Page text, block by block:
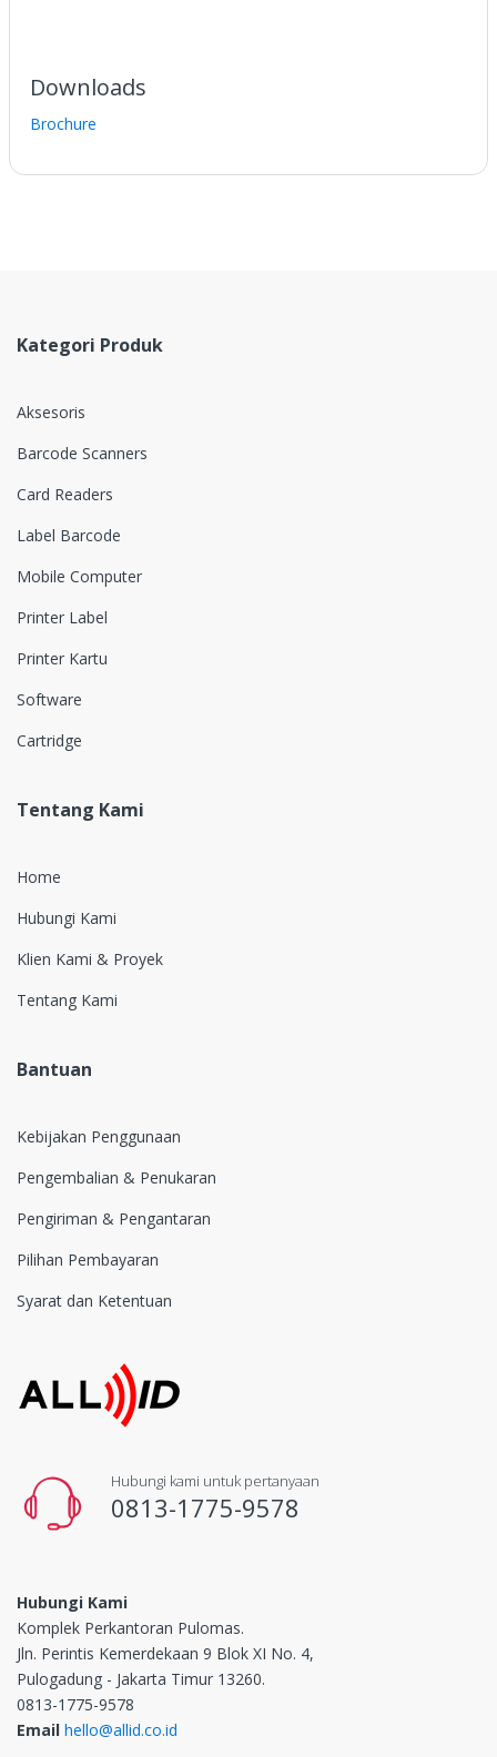
Downloads
Brochure
Kategori Produk
Aksesoris
Barcode Scanners
Card Readers
Label Barcode
Mobile Computer
Printer Label
Printer Kartu
Software
Cartridge
Tentang Kami
Home
Hubungi Kami
Klien Kami & Proyek
Tentang Kami
Bantuan
Kebijakan Penggunaan
Pengembalian & Penukaran
Pengiriman & Pengantaran
Pilihan Pembayaran
Syarat dan Ketentuan
Hubungi kami untuk pertanyaan
0813-1775-9578
Hubungi Kami
Komplek Perkantoran Pulomas.
Jln. Perintis Kemerdekaan 9 Blok XI No. 4,
Pulogadung - Jakarta Timur 13260.
0813-1775-9578
Email hello@allid.co.id